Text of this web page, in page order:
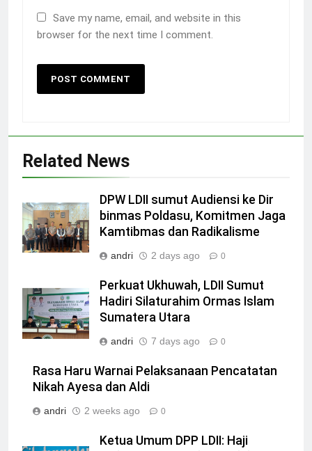
Save my name, email, and website in this
browser for the next time I comment.
Related News
DPW LDII sumut Audiensi ke Dir
binmas Poldasu, Komitmen Jaga
Kamtibmas dan Radikalisme
andri 2 days ago 0
Perkuat Ukhuwah, LDII Sumut
Hadiri Silaturahim Ormas Islam
Sumatera Utara
andri 7 days ago 0
Rasa Haru Warnai Pelaksanaan Pencatatan
Nikah Ayesa dan Aldi
andri 2 weeks ago 0
Ketua Umum DPP LDII: Haji